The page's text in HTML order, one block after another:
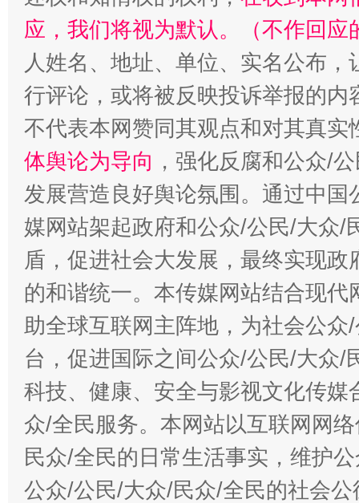
“蜀中异人”王建安的艺术幻境
应，我们将视为默认。（不作回应
人姓名、地址、单位、实名公布
行评论，或将被反映投诉举报的
不代表本网赞同其观点和对其真实
体舆论为导向 ，强化反腐和公众/
发展营造良好舆论氛围。通过中
媒网站架起政府和公众/公民/大众/
盾，促进社会大发展，最终实现
的和谐统一。本传媒网站结合现
助全球互联网主阵地，为社会公
台，促进国际之间公众/公民/大众/
科技、健康、安全与影视文化传
众/全民服务。本网站以互联网网
民众/全民的日常生活事实，维护
公众/公民/大众/民众/全民的社会公